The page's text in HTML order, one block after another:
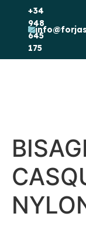
+34
948
645
175